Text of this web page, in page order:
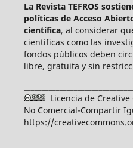
La Revista TEFROS
políticas de Acceso
científica, al considerar
científicas como las
fondos públicos deben
libre, gratuita y sin
Licencia de Creative
No Comercial-Compartir
https://